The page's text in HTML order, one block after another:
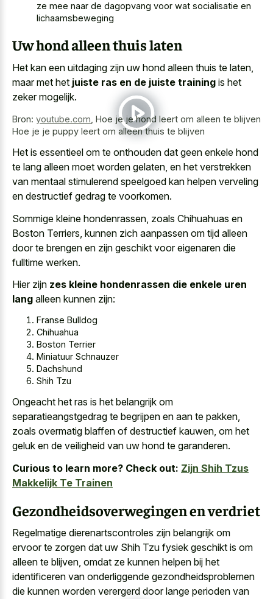
ze mee naar de dagopvang voor wat socialisatie en
lichaamsbeweging
Uw hond alleen thuis laten
Het kan een uitdaging zijn uw hond alleen thuis te laten,
maar met het juiste ras en de juiste training is het
zeker mogelijk.
Bron: youtube.com Hoe je je hond leert om alleen te blijven
Hoe je je puppy leert om alleen thuis te blijven
Het is essentieel om te onthouden dat geen enkele hond
te lang alleen moet worden gelaten, en het verstrekken
van mentaal stimulerend speelgoed kan helpen verveling
en destructief gedrag te voorkomen.
Sommige kleine hondenrassen, zoals Chihuahuas en
Boston Terriers, kunnen zich aanpassen om tijd alleen
door te brengen en zijn geschikt voor eigenaren die
fulltime werken.
Hier zijn zes kleine hondenrassen die enkele uren
lang alleen kunnen zijn:
Franse Bulldog
Chihuahua
Boston Terrier
Miniatuur Schnauzer
Dachshund
Shih Tzu
Ongeacht het ras is het belangrijk om
separatieangstgedrag te begrijpen en aan te pakken,
zoals overmatig blaffen of destructief kauwen, om het
geluk en de veiligheid van uw hond te garanderen.
Curious to learn more? Check out: Zijn Shih Tzus
Makkelijk Te Trainen
Gezondheidsoverwegingen en verdriet
Regelmatige dierenartscontroles zijn belangrijk om
ervoor te zorgen dat uw Shih Tzu fysiek geschikt is om
alleen te blijven, omdat ze kunnen helpen bij het
identificeren van onderliggende gezondheidsproblemen
die kunnen worden verergerd door lange perioden van